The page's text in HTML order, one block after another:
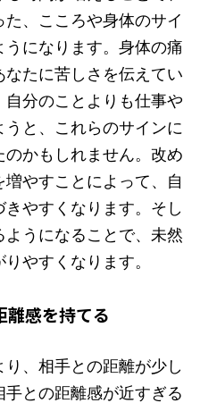
、こころや身体のサイ
になります。身体の痛
たに苦しさを伝えてい
分のことよりも仕事や
と、これらのサインに
かもしれません。改め
やすことによって、自
やすくなります。そし
うになることで、未然
やすくなります。
感を持てる
、相手との距離が少し
との距離感が近すぎる